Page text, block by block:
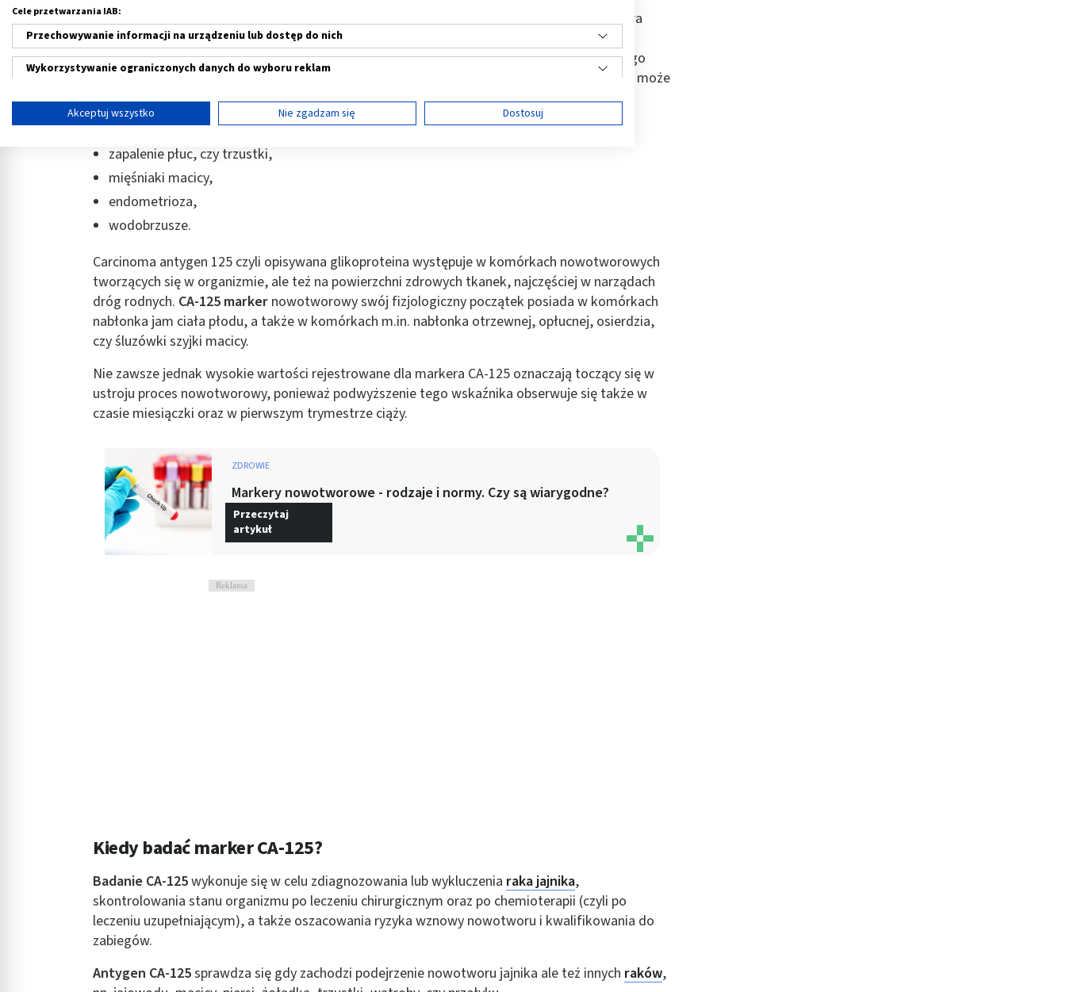
CA-125to białko antygenowe stanowiącemarker nowotworowy, a zatem substancję, która
ulega podwyższeniu w czasie onkogenezy. Przekroczona norma tego antygenu najczęściej
świadczy o występowaniu jakiejś patologii w organizmie. Dzięki oszacowaniu wysokości tego
markera aż w niemal 90 procentach udaje się wykryć
marker CA-125 może
mieć także związek z innymi nieprawidłowościami toczącymi się w ustroju, takimi jak np.:
marskość wątroby,
zapalenie płuc, czy trzustki,
mięśniaki macicy,
endometrioza,
wodobrzusze.
Carcinoma antygen 125 czyli opisywana glikoproteina występuje w komórkach nowotworowych
tworzących się w organizmie, ale też na powierzchni zdrowych tkanek, najczęściej w narządach
dróg rodnych. CA-125 marker nowotworowy swój fizjologiczny początek posiada w komórkach
nabłonka jam ciała płodu, a także w komórkach m.in. nabłonka otrzewnej, opłucnej, osierdzia,
czy śluzówki szyjki macicy.
Nie zawsze jednak wysokie wartości rejestrowane dla markera CA-125 oznaczają toczący się w
ustroju proces nowotworowy, ponieważ podwyższenie tego wskaźnika obserwuje się także w
czasie miesiączki oraz w pierwszym trymestrze ciąży.
ZDROWIE
Markery nowotworowe - rodzaje i normy. Czy są wiarygodne?
Przeczytaj
artykuł
Reklama
Kiedy badać marker CA-125?
Badanie CA-125wykonuje się w celu zdiagnozowania lub wykluczenia raka jajnika,
skontrolowania stanu organizmu po leczeniu chirurgicznym oraz po chemioterapii (czyli po
leczeniu uzupełniającym), a także oszacowania ryzyka wznowy nowotworu i kwalifikowania do
zabiegów.
Antygen CA-125sprawdza się gdy zachodzi podejrzenie nowotworu jajnika ale też innych raków,
Cele przetwarzania IAB:
Przechowywanie informacji na urządzeniu lub dostęp do nich
Wykorzystywanie ograniczonych danych do wyboru reklam
Tworzenie profili w celu spersonalizowanych reklam
Tworzenie profili w celu personalizacji treści
Wykorzystywanie profili w celu doboru spersonalizowanych treści
Pomiar efektywności reklam
Pomiar efektywności treści
Rozumienie odbiorców dzięki statystyce lub kombinacji danych z różnych źródeł
Rozwój i ulepszanie usług
Funkcje specjalne IAB:
Użycie dokładnych danych geolokalizacyjnych
Cele przetwarzania inne niż IAB:
Wydajność (Performance)
Reklama / śledzenie
Akceptuj wszystko Nie zgadzam się Dostosuj